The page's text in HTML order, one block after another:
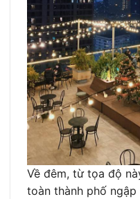
Về đêm, từ tọa độ
toàn thành phố